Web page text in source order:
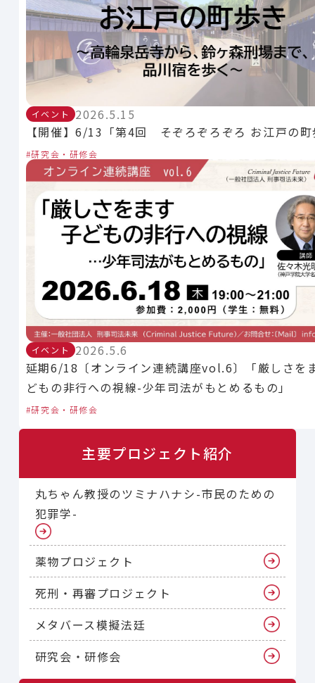
イベント
2026.5.15
【開催】6/13「第4回 そぞろぞろぞろ お江戸の
研究会・研修会
イベント
2026.5.6
延期6/18〔オンライン連続講座vol.6〕「厳しさを
どもの非行への視線-少年司法がもとめるもの」
研究会・研修会
主要プロジェクト紹介
丸ちゃん教授のツミナハナシ-市民のための
犯罪学-
薬物プロジェクト
死刑・再審プロジェクト
メタバース模擬法廷
研究会・研修会